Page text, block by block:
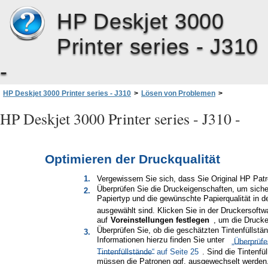
HP Deskjet 3000
Printer series - J310
-
HP Deskjet 3000 Printer series - J310 > Lösen von Problemen >
HP Deskjet 3000 Printer series - J310 -
Optimieren der Druckqualität
1.
Vergewissern Sie sich, dass Sie Original HP
2.
Überprüfen Sie die Druckeigenschaften, um
Papiertyp und die gewünschte Papierqualität in
ausgewählt sind. Klicken Sie in der
auf Voreinstellungen festlegen , um die
3.
Überprüfen Sie, ob die geschätzten
Informationen hierzu finden Sie unter
Tintenfüllstände“ auf Seite 25 . Sind die
müssen die Patronen ggf. ausgewechselt